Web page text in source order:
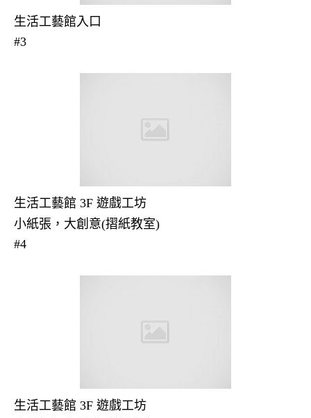
生活工藝館入口
#3
生活工藝館 3F 遊戲工坊
小紙張，大創意(摺紙教室)
#4
生活工藝館 3F 遊戲工坊